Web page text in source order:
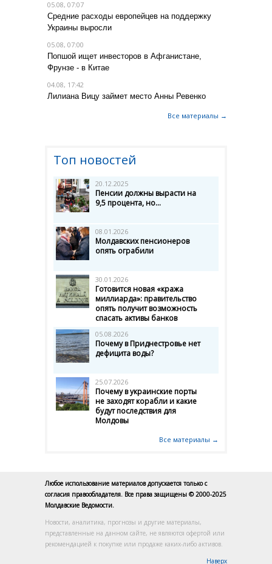
05.08, 07:07
Средние расходы европейцев на поддержку
Украины выросли
05.08, 07:00
Попшой ищет инвесторов в Афганистане,
Фрунзе - в Китае
04.08, 17:42
Лилиана Вицу займет место Анны Ревенко
Все материалы →
Топ новостей
20.12.2025
Пенсии должны вырасти на
9,5 процента, но...
08.01.2026
Молдавских пенсионеров
опять ограбили
30.01.2026
Готовится новая «кража
миллиарда»: правительство
опять получит возможность
спасать активы банков
05.08.2026
Почему в Приднестровье нет
дефицита воды?
25.07.2026
Почему в украинские порты
не заходят корабли и какие
будут последствия для
Молдовы
Все материалы →
Любое использование материалов допускается только с
согласия правообладателя. Все права защищены © 2000-2025
Молдавские Ведомости.
Новости, аналитика, прогнозы и другие материалы,
представленные на данном сайте, не являются офертой или
рекомендацией к покупке или продаже каких-либо активов.
Наверх